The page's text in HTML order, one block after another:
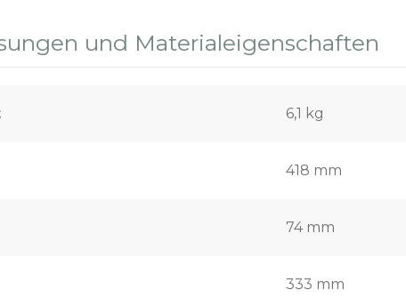
und Materialeigenschaften
6,1 kg
418 mm
74 mm
333 mm